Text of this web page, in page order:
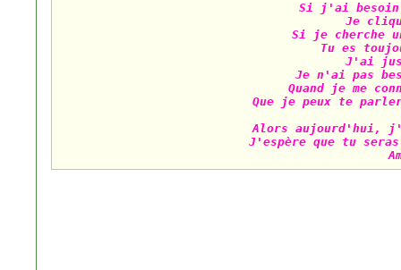
Si j'ai besoin
Je
Si je cherche
Tu es
J'ai
Je n'ai pas
Quand je me
Que je peux te
Alors aujourd'hui,
J'espère que tu